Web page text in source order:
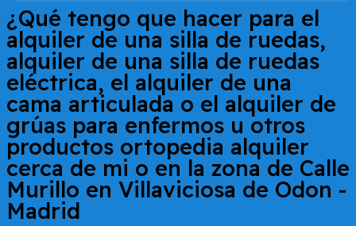
¿Qué tengo que hacer para el
alquiler de una silla de ruedas,
alquiler de una silla de ruedas
eléctrica, el alquiler de una
cama articulada o el alquiler de
grúas para enfermos u otros
productos ortopedia alquiler
cerca de mi o en la zona de Calle
Murillo en Villaviciosa de Odon -
Madrid